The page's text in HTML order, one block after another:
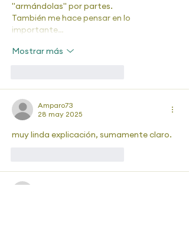
"armándolas" por partes.
También me hace pensar en lo
importante…
Mostrar más
Amparo73
28 may 2025
muy linda explicación, sumamente claro.